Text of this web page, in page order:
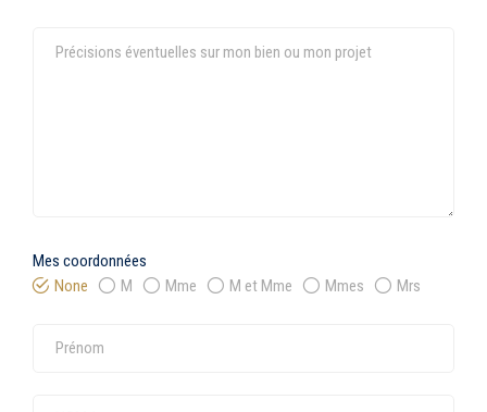
Mes coordonnées
None
M Mme M et Mme Mmes Mrs